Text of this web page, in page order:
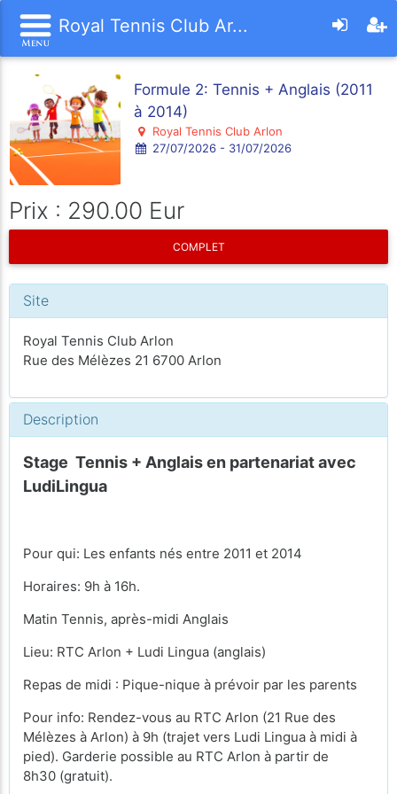
Royal Tennis Club Ar...
Formule 2: Tennis + Anglais (2011
à 2014)
Royal Tennis Club Arlon
27/07/2026 - 31/07/2026
Prix : 290.00 Eur
COMPLET
Site
Royal Tennis Club Arlon
Rue des Mélèzes 21 6700 Arlon
Description
Stage Tennis + Anglais en partenariat avec
LudiLingua
Pour qui: Les enfants nés entre 2011 et 2014
Horaires: 9h à 16h.
Matin Tennis, après-midi Anglais
Lieu: RTC Arlon + Ludi Lingua (anglais)
Repas de midi : Pique-nique à prévoir par les parents
Pour info: Rendez-vous au RTC Arlon (21 Rue des
Mélèzes à Arlon) à 9h (trajet vers Ludi Lingua à midi à
pied). Garderie possible au RTC Arlon à partir de
8h30 (gratuit).